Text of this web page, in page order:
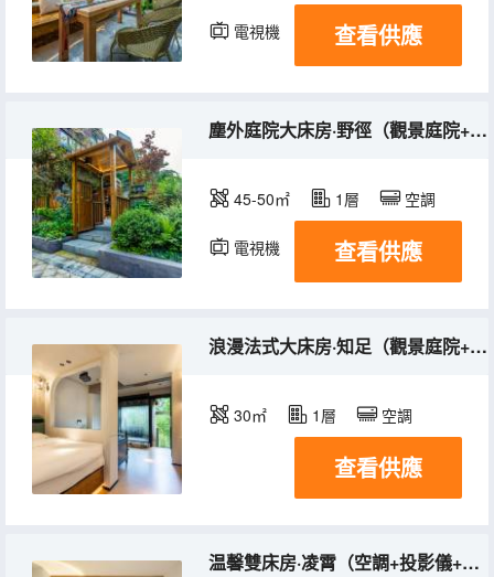
電視機 查看供應
塵外庭院大床房·野徑（觀景庭院+電視機+空氣淨化器）
45-50㎡ 1層 空調
電視機 查看供應
浪漫法式大床房·知足（觀景庭院+電熱晾衣架+投影儀）
30㎡ 1層 空調
查看供應
温馨雙床房·凌霄（空調+投影儀+觀景庭院）